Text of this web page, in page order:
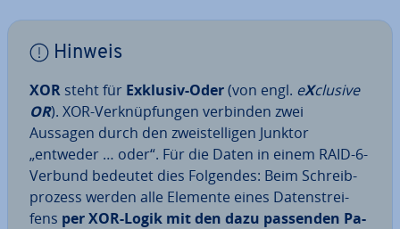
Hinweis
XOR steht für Exklusiv-Oder(von engl. eXclusive
OR). XOR-Ver­knüp­fun­gen verbinden zwei
Aussagen durch den zwei­stel­li­gen Junktor
„entweder … oder“. Für die Daten in einem RAID-6-
Verbund bedeutet dies Folgendes: Beim Schreib­
pro­zess werden alle Elemente eines Da­ten­strei­
fens per XOR-Logik mit den dazu passenden Pa­